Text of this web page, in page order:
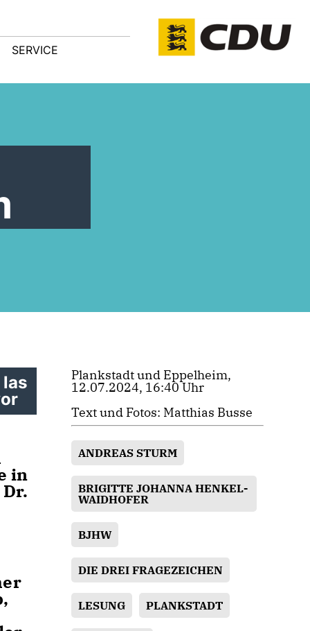
SERVICE
in
Plankstadt und Eppelheim,
12.07.2024, 16:40 Uhr
Text und Fotos: Matthias Busse
ANDREAS STURM
BRIGITTE JOHANNA HENKEL-
WAIDHOFER
BJHW
DIE DREI FRAGEZEICHEN
LESUNG PLANKSTADT